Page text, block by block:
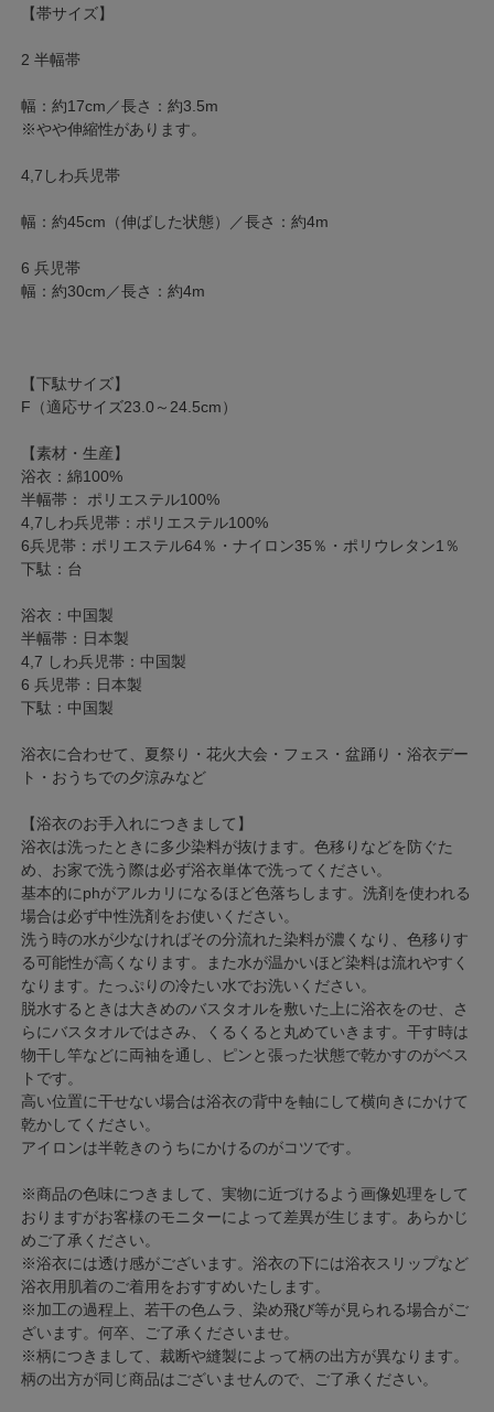
【帯サイズ】
2 半幅帯
幅：約17cm／長さ：約3.5m
※やや伸縮性があります。
4,7しわ兵児帯
幅：約45cm（伸ばした状態）／長さ：約4m
6 兵児帯
幅：約30cm／長さ：約4m
【下駄サイズ】
F（適応サイズ23.0～24.5cm）
【素材・生産】
浴衣：綿100%
半幅帯： ポリエステル100%
4,7しわ兵児帯：ポリエステル100%
6兵児帯：ポリエステル64％・ナイロン35％・ポリウレタン1％
下駄：台
浴衣：中国製
半幅帯：日本製
4,7 しわ兵児帯：中国製
6 兵児帯：日本製
下駄：中国製
浴衣に合わせて、夏祭り・花火大会・フェス・盆踊り・浴衣デー
ト・おうちでの夕涼みなど
【浴衣のお手入れにつきまして】
浴衣は洗ったときに多少染料が抜けます。色移りなどを防ぐた
め、お家で洗う際は必ず浴衣単体で洗ってください。
基本的にphがアルカリになるほど色落ちします。洗剤を使われる
場合は必ず中性洗剤をお使いください。
洗う時の水が少なければその分流れた染料が濃くなり、色移りす
る可能性が高くなります。また水が温かいほど染料は流れやすく
なります。たっぷりの冷たい水でお洗いください。
脱水するときは大きめのバスタオルを敷いた上に浴衣をのせ、さ
らにバスタオルではさみ、くるくると丸めていきます。干す時は
物干し竿などに両袖を通し、ピンと張った状態で乾かすのがベス
トです。
高い位置に干せない場合は浴衣の背中を軸にして横向きにかけて
乾かしてください。
アイロンは半乾きのうちにかけるのがコツです。
※商品の色味につきまして、実物に近づけるよう画像処理をして
おりますがお客様のモニターによって差異が生じます。あらかじ
めご了承ください。
※浴衣には透け感がございます。浴衣の下には浴衣スリップなど
浴衣用肌着のご着用をおすすめいたします。
※加工の過程上、若干の色ムラ、染め飛び等が見られる場合がご
ざいます。何卒、ご了承くださいませ。
※柄につきまして、裁断や縫製によって柄の出方が異なります。
柄の出方が同じ商品はございませんので、ご了承ください。